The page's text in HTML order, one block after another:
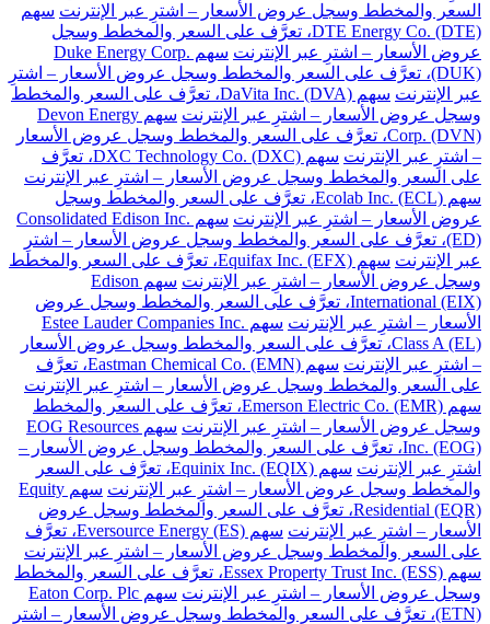
السعر والمخطط وسجل عروض الأسعار – اشترِ عبر الإنترنت سهم
DTE Energy Co. (DTE)، تعرَّف على السعر والمخطط وسجل
عروض الأسعار – اشترِ عبر الإنترنت
سهم Duke Energy Corp.
(DUK)، تعرَّف على السعر والمخطط وسجل عروض الأسعار – اشترِ
عبر الإنترنت
سهم DaVita Inc. (DVA)، تعرَّف على السعر والمخطط
وسجل عروض الأسعار – اشترِ عبر الإنترنت
سهم Devon Energy
Corp. (DVN)، تعرَّف على السعر والمخطط وسجل عروض الأسعار
– اشترِ عبر الإنترنت
سهم DXC Technology Co. (DXC)، تعرَّف
على السعر والمخطط وسجل عروض الأسعار – اشترِ عبر الإنترنت
سهم Ecolab Inc. (ECL)، تعرَّف على السعر والمخطط وسجل
عروض الأسعار – اشترِ عبر الإنترنت
سهم Consolidated Edison Inc.
(ED)، تعرَّف على السعر والمخطط وسجل عروض الأسعار – اشترِ
عبر الإنترنت
سهم Equifax Inc. (EFX)، تعرَّف على السعر والمخطط
وسجل عروض الأسعار – اشترِ عبر الإنترنت
سهم Edison
International (EIX)، تعرَّف على السعر والمخطط وسجل عروض
الأسعار – اشترِ عبر الإنترنت
سهم Estee Lauder Companies Inc.
Class A (EL)، تعرَّف على السعر والمخطط وسجل عروض الأسعار
– اشترِ عبر الإنترنت
سهم Eastman Chemical Co. (EMN)، تعرَّف
على السعر والمخطط وسجل عروض الأسعار – اشترِ عبر الإنترنت
سهم Emerson Electric Co. (EMR)، تعرَّف على السعر والمخطط
وسجل عروض الأسعار – اشترِ عبر الإنترنت
سهم EOG Resources
Inc. (EOG)، تعرَّف على السعر والمخطط وسجل عروض الأسعار –
اشترِ عبر الإنترنت
سهم Equinix Inc. (EQIX)، تعرَّف على السعر
والمخطط وسجل عروض الأسعار – اشترِ عبر الإنترنت
سهم Equity
Residential (EQR)، تعرَّف على السعر والمخطط وسجل عروض
الأسعار – اشترِ عبر الإنترنت
سهم Eversource Energy (ES)، تعرَّف
على السعر والمخطط وسجل عروض الأسعار – اشترِ عبر الإنترنت
سهم Essex Property Trust Inc. (ESS)، تعرَّف على السعر والمخطط
وسجل عروض الأسعار – اشترِ عبر الإنترنت
سهم Eaton Corp. Plc
(ETN)، تعرَّف على السعر والمخطط وسجل عروض الأسعار – اشترِ